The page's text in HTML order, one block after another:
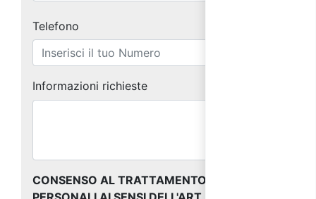
Telefono
Informazioni richieste
CONSENSO AL TRATTAMENTO DEI DATI